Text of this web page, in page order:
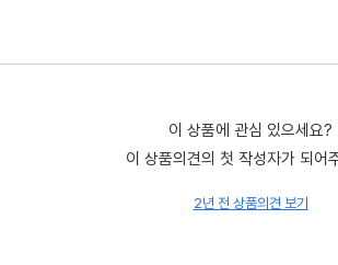
이 상품에 관심 있으세요?
이 상품의견의 첫 작성자가 되어
2년 전 상품의견 보기